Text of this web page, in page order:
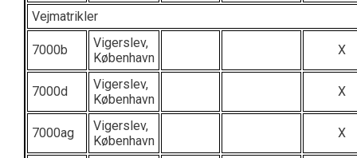
Vejmatrikler
7000b
Vigerslev,
København
X
7000d
Vigerslev,
København
X
7000ag
Vigerslev,
København
X